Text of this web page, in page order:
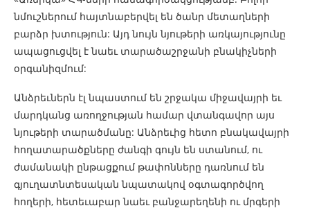
նմուշներում հայտնաբերվել են ծանր մետաղների
բարձր խտություն: Այդ նույն նյութերի առկայությունը
ապացուցվել է նաեւ տարածաշրջանի բնակիչների
օրգանիզմում:
Անձրեւներն էլ նպաստում են շրջակա միջավայրի եւ
մարդկանց առողջության համար վտանգավոր այս
նյութերի տարածմանը: Անձրեւից հետո բնակավայրի
հողատարածքները ժանգի գույն են ստանում, ու
ժամանակի ընթացքում թափոնները դառնում են
գյուղատնտեսական նպատակով օգտագործվող
հողերի, հետեւաբար նաեւ բանջարեղենի ու մրգերի